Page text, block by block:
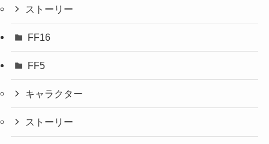
ストーリー
FF16
FF5
キャラクター
ストーリー